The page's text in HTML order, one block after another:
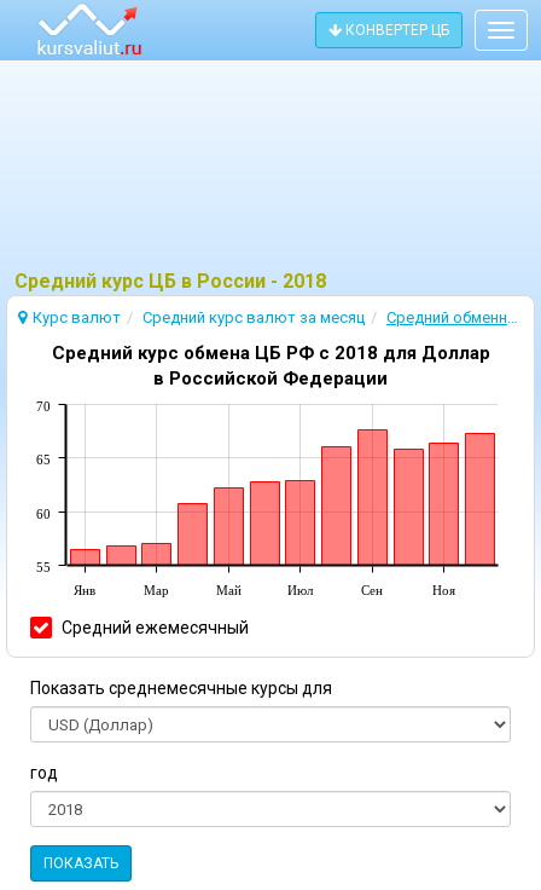
КОНВЕРТЕР ЦБ
Средний курс ЦБ в России - 2018
Курс валют Cредний курс валют за месяц Cредний обменный курс валют 2018
Средний курс обмена ЦБ РФ c 2018 для Доллар
в Российской Федерации
Янв Мар Май Июл Сен Ноя
55
60
65
70
Средний ежемесячный
Показать среднемесячные курсы для
год
ПОКАЗАТЬ